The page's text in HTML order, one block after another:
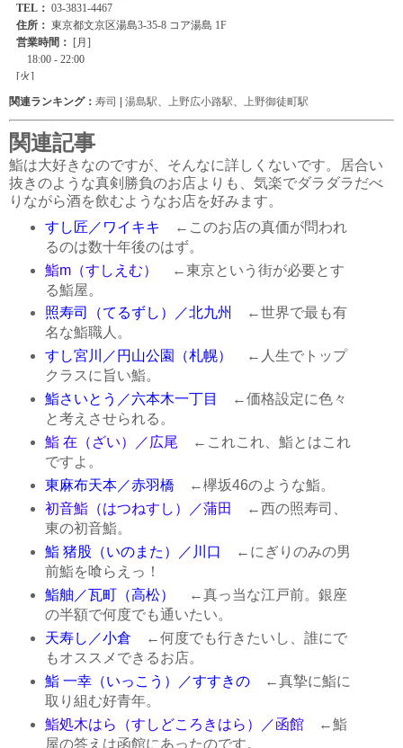
関連ランキング： 寿司 | 湯島駅 上野広小路駅 上野御徒町駅
関連記事
鮨は大好きなのですが、そんなに詳しくないです。居合い
抜きのような真剣勝負のお店よりも、気楽でダラダラだべ
りながら酒を飲むようなお店を好みます。
すし匠／ワイキキ ←このお店の真価が問われ
るのは数十年後のはず。
鮨m（すしえむ）
←東京という街が必要とす
る鮨屋。
照寿司（てるずし）／北九州
←世界で最も有
名な鮨職人。
すし宮川／円山公園（札幌）
←人生でトップ
クラスに旨い鮨。
鮨さいとう／六本木一丁目
←価格設定に色々
と考えさせられる。
鮨 在（ざい）／広尾 ←これこれ、鮨とはこれ
ですよ。
東麻布天本／赤羽橋 ←欅坂46のような鮨。
初音鮨（はつねすし）／蒲田
←西の照寿司、
東の初音鮨。
鮨 猪股（いのまた）／川口 ←にぎりのみの男
前鮨を喰らえっ！
鮨舳／瓦町（高松）
←真っ当な江戸前。銀座
の半額で何度でも通いたい。
天寿し／小倉 ←何度でも行きたいし、誰にで
もオススメできるお店。
鮨 一幸（いっこう）／すすきの←真摯に鮨に
取り組む好青年。
鮨処木はら（すしどころきはら）／函館←鮨
屋の答えは函館にあったのです。